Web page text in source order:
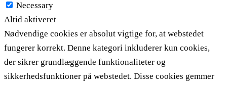
Necessary
Altid aktiveret
Nødvendige cookies er absolut vigtige for, at webstedet
fungerer korrekt. Denne kategori inkluderer kun cookies,
der sikrer grundlæggende funktionaliteter og
sikkerhedsfunktioner på webstedet. Disse cookies gemmer